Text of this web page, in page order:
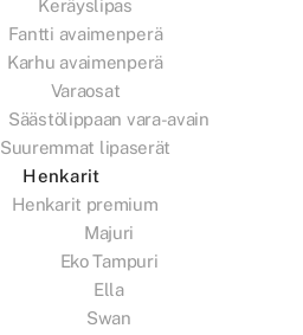
Keräyslipas
Fantti avaimenperä
Karhu avaimenperä
Varaosat
Säästölippaan vara-avain
Suuremmat lipaserät
Henkarit
Henkarit premium
Majuri
Eko Tampuri
Ella
Swan